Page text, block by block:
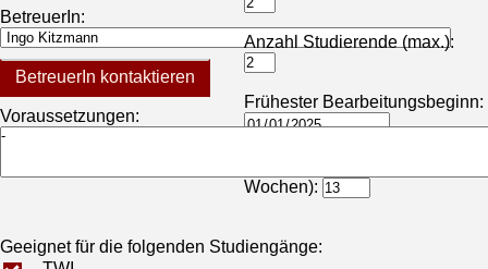
BetreuerIn:
BetreuerIn kontaktieren
Voraussetzungen:
Anzahl Studierende (max.):
Frühester Bearbeitungsbeginn:
Wochen):
Geeignet für die folgenden Studiengänge: